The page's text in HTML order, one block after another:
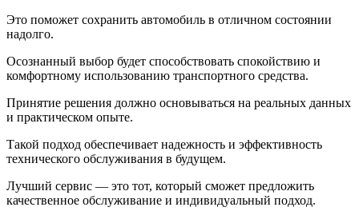
Это поможет сохранить автомобиль в отличном состоянии
надолго.
Осознанный выбор будет способствовать спокойствию и
комфортному использованию транспортного средства.
Принятие решения должно основываться на реальных данных
и практическом опыте.
Такой подход обеспечивает надежность и эффективность
технического обслуживания в будущем.
Лучший сервис — это тот, который сможет предложить
качественное обслуживание и индивидуальный подход.